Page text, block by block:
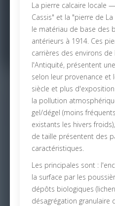
La pierre calcaire locale
Cassis" et la "pierre de
le matériau de base des
antérieurs à 1914. Ces
carrières des environs de
l'Antiquité, présentent
selon leur provenance et
siècle et plus
la pollution
gel/dégel (moins
existants les hivers
de taille présentent des
caractéristiques.
Les principales sont :
la surface par les
dépôts biologiques
désagrégation granulaire